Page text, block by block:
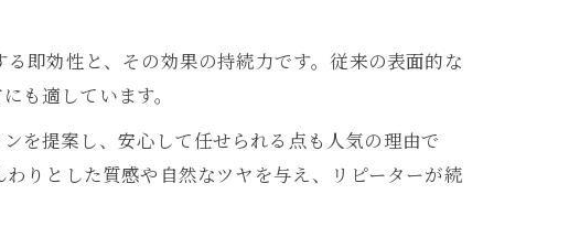
即効性と、その効果の持続力です。従来の表面的な
も適しています。
を提案し、安心して任せられる点も人気の理由で
りとした質感や自然なツヤを与え、リピーターが続